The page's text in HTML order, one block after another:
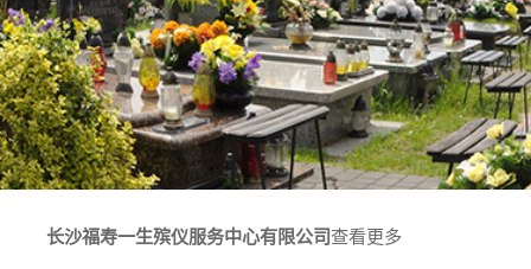
长沙福寿一生殡仪服务中心有限公司查看更多